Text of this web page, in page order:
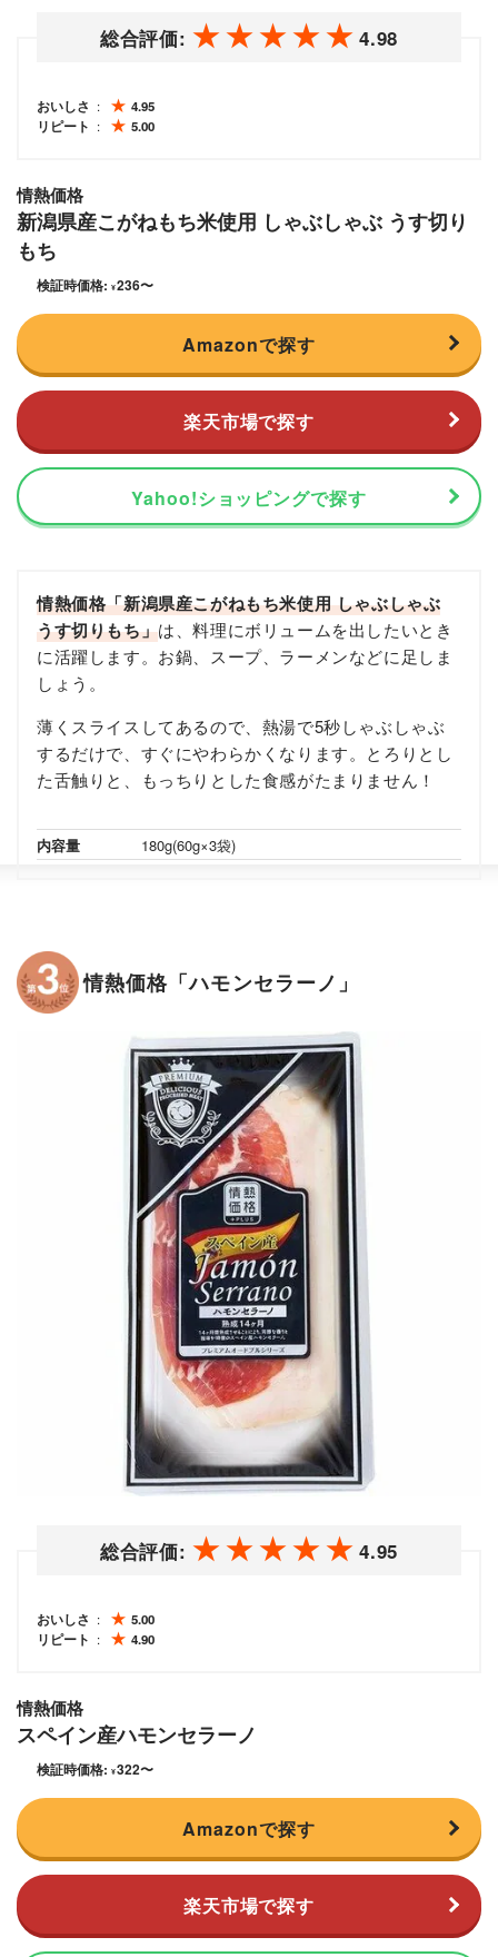
総合評価: 4.98
おいしさ
4.95
リピート
5.00
情熱価格
新潟県産こがねもち米使用 しゃぶしゃぶ うす切り
もち
検証時価格: ¥236〜
Amazonで探す
楽天市場で探す
Yahoo!ショッピングで探す
情熱価格「新潟県産こがねもち米使用 しゃぶしゃぶ
うす切りもち」は、料理にボリュームを出したいとき
に活躍します。お鍋、スープ、ラーメンなどに足しま
しょう。
薄くスライスしてあるので、熱湯で5秒しゃぶしゃぶ
するだけで、すぐにやわらかくなります。とろりとし
た舌触りと、もっちりとした食感がたまりません！
内容量 180g(60g×3袋)
情熱価格「ハモンセラーノ」
総合評価: 4.95
おいしさ
5.00
リピート
4.90
情熱価格
スペイン産ハモンセラーノ
検証時価格: ¥322〜
Amazonで探す
楽天市場で探す